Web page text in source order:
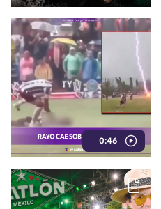
0:46